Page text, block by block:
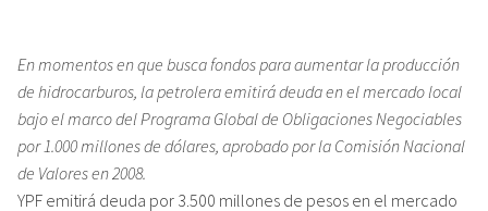
En momentos en que busca fondos para aumentar la producción
de hidrocarburos, la petrolera emitirá deuda en el mercado local
bajo el marco del Programa Global de Obligaciones Negociables
por 1.000 millones de dólares, aprobado por la Comisión Nacional
de Valores en 2008.
YPF emitirá deuda por 3.500 millones de pesos en el mercado